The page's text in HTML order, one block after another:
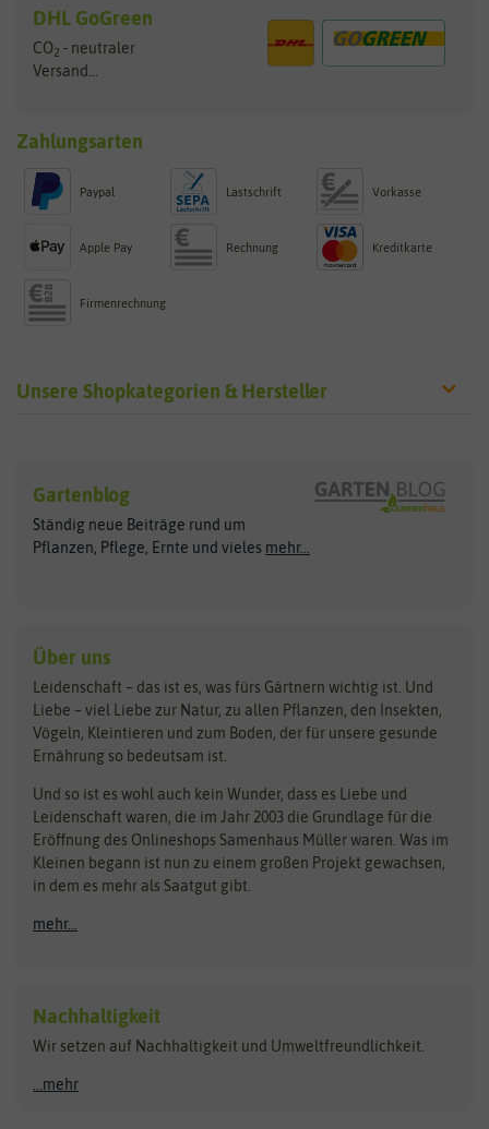
DHL GoGreen
CO2 - neutraler
Versand...
Zahlungsarten
Paypal Lastschrift Vorkasse
Apple Pay Rechnung Kreditkarte
Firmenrechnung
Unsere Shopkategorien & Hersteller
Exotische Samen
Gemüsesamen
Gründünger
Kräutersamen
Obstsamen
Pilzbrut
Rasensamen
Steckzwiebeln
Zimmer & Kübelpflanzen
Kataloge
Schnäppchen
Anzucht & Gartenzubehör
Anzuchtschalen
Heizmatte & Heizkabel
Kokos-Quelltabletten
Zimmergewächshaus
Arche Noah
ASB Greenworld
Benary
Bingenheimer Saatgut
Bionana
BIOWOL
Blumicorn
Bûten Birds
Carl Pabst
Clever Pots
COMPO
Dürr-Samen
Feldsaaten Freudenberger
Fertil
Flora Elite
Florissa
Flortis
Hortitops
Gartenblog
Ständig neue Beiträge rund um
Pflanzen, Pflege, Ernte und vieles mehr...
Über uns
Leidenschaft – das ist es, was fürs Gärtnern wichtig ist. Und
Liebe – viel Liebe zur Natur, zu allen Pflanzen, den Insekten,
Vögeln, Kleintieren und zum Boden, der für unsere gesunde
Ernährung so bedeutsam ist.
Und so ist es wohl auch kein Wunder, dass es Liebe und
Leidenschaft waren, die im Jahr 2003 die Grundlage für die
Eröffnung des Onlineshops Samenhaus Müller waren. Was im
Kleinen begann ist nun zu einem großen Projekt gewachsen,
in dem es mehr als Saatgut gibt.
mehr...
Nachhaltigkeit
Wir setzen auf Nachhaltigkeit und Umweltfreundlichkeit.
...mehr